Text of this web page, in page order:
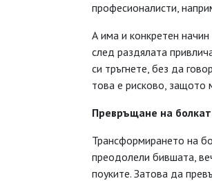
професионалисти,
А има и конкретен
след раздялата
си тръгнете, без да
това е рисково, защото
Превръщане на
Трансформирането на
преодолели бившата,
поуките. Затова да